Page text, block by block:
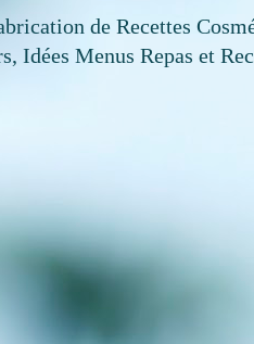
de Recettes
Idées Menus Repas et